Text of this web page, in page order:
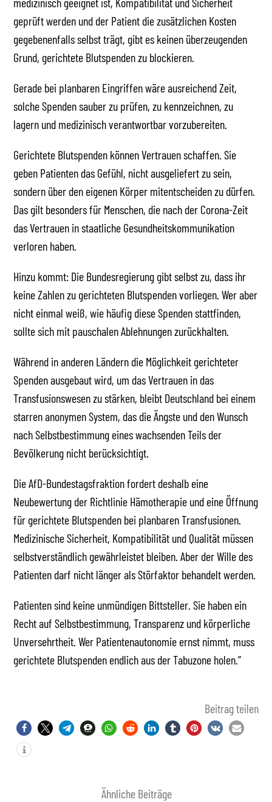
geprüft werden und der Patient die zusätzlichen Kosten
gegebenenfalls selbst trägt, gibt es keinen überzeugenden
Grund, gerichtete Blutspenden zu blockieren.
Gerade bei planbaren Eingriffen wäre ausreichend Zeit,
solche Spenden sauber zu prüfen, zu kennzeichnen, zu
lagern und medizinisch verantwortbar vorzubereiten.
Gerichtete Blutspenden können Vertrauen schaffen. Sie
geben Patienten das Gefühl, nicht ausgeliefert zu sein,
sondern über den eigenen Körper mitentscheiden zu dürfen.
Das gilt besonders für Menschen, die nach der Corona-Zeit
das Vertrauen in staatliche Gesundheitskommunikation
verloren haben.
Hinzu kommt: Die Bundesregierung gibt selbst zu, dass ihr
keine Zahlen zu gerichteten Blutspenden vorliegen. Wer aber
nicht einmal weiß, wie häufig diese Spenden stattfinden,
sollte sich mit pauschalen Ablehnungen zurückhalten.
Während in anderen Ländern die Möglichkeit gerichteter
Spenden ausgebaut wird, um das Vertrauen in das
Transfusionswesen zu stärken, bleibt Deutschland bei einem
starren anonymen System, das die Ängste und den Wunsch
nach Selbstbestimmung eines wachsenden Teils der
Bevölkerung nicht berücksichtigt.
Die AfD-Bundestagsfraktion fordert deshalb eine
Neubewertung der Richtlinie Hämotherapie und eine Öffnung
für gerichtete Blutspenden bei planbaren Transfusionen.
Medizinische Sicherheit, Kompatibilität und Qualität müssen
selbstverständlich gewährleistet bleiben. Aber der Wille des
Patienten darf nicht länger als Störfaktor behandelt werden.
Patienten sind keine unmündigen Bittsteller. Sie haben ein
Recht auf Selbstbestimmung, Transparenz und körperliche
Unversehrtheit. Wer Patientenautonomie ernst nimmt, muss
gerichtete Blutspenden endlich aus der Tabuzone holen.”
Beitrag teilen
Ähnliche Beiträge